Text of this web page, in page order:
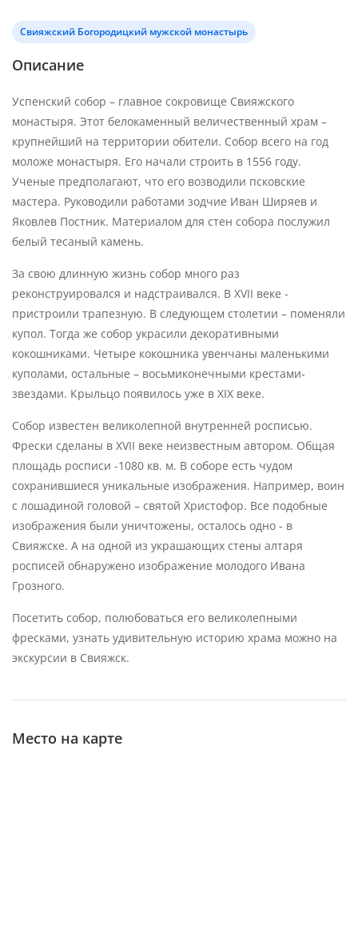
Свияжский Богородицкий мужской монастырь
Описание
Успенский собор – главное сокровище Свияжского
монастыря. Этот белокаменный величественный храм –
крупнейший на территории обители. Собор всего на год
моложе монастыря. Его начали строить в 1556 году.
Ученые предполагают, что его возводили псковские
мастера. Руководили работами зодчие Иван Ширяев и
Яковлев Постник. Материалом для стен собора послужил
белый тесаный камень.
За свою длинную жизнь собор много раз
реконструировался и надстраивался. В XVII веке -
пристроили трапезную. В следующем столетии – поменяли
купол. Тогда же собор украсили декоративными
кокошниками. Четыре кокошника увенчаны маленькими
куполами, остальные – восьмиконечными крестами-
звездами. Крыльцо появилось уже в XIX веке.
Собор известен великолепной внутренней росписью.
Фрески сделаны в XVII веке неизвестным автором. Общая
площадь росписи -1080 кв. м. В соборе есть чудом
сохранившиеся уникальные изображения. Например, воин
с лошадиной головой – святой Христофор. Все подобные
изображения были уничтожены, осталось одно - в
Свияжске. А на одной из украшающих стены алтаря
росписей обнаружено изображение молодого Ивана
Грозного.
Посетить собор, полюбоваться его великолепными
фресками, узнать удивительную историю храма можно на
экскурсии в Свияжск.
Место на карте